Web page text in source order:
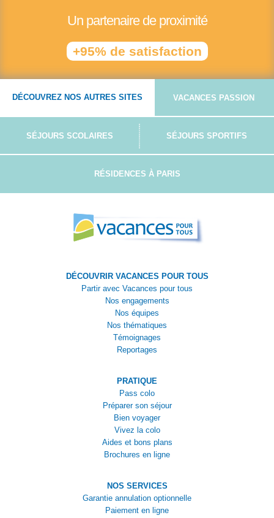
Un partenaire de proximité
+95% de satisfaction
DÉCOUVREZ NOS AUTRES SITES VACANCES PASSION
SÉJOURS SCOLAIRES SÉJOURS SPORTIFS
RÉSIDENCES À PARIS
DÉCOUVRIR VACANCES POUR TOUS
Partir avec Vacances pour tous
Nos engagements
Nos équipes
Nos thématiques
Témoignages
Reportages
PRATIQUE
Pass colo
Préparer son séjour
Bien voyager
Vivez la colo
Aides et bons plans
Brochures en ligne
NOS SERVICES
Garantie annulation optionnelle
Paiement en ligne